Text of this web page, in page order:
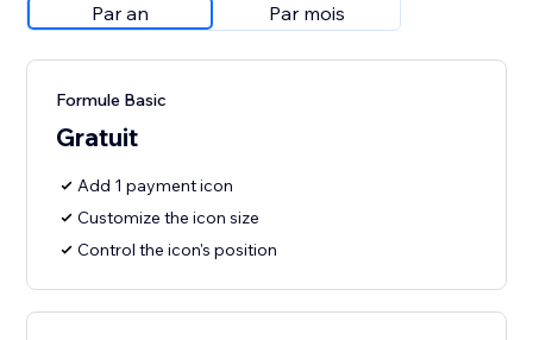
Par an Par mois
Formule Basic
Gratuit
Add 1 payment icon
Customize the icon size
Control the icon's position